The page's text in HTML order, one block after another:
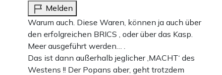
Melden
Warum auch. Diese Waren, können ja auch über
den erfolgreichen BRICS , oder über das Kasp.
Meer ausgeführt werden… .
Das ist dann außerhalb jeglicher ‚MACHT‘ des
Westens !! Der Popans aber, geht trotzdem